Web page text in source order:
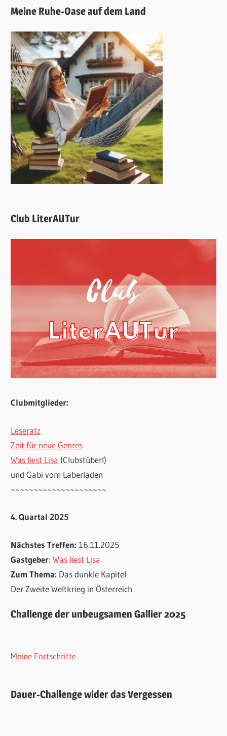
Meine Ruhe-Oase auf dem Land
Club LiterAUTur
Clubmitglieder:
Leseratz
Zeit für neue Genres
Was liest Lisa (Clubstüberl)
und Gabi vom Laberladen
~~~~~~~~~~~~~~~~~~~~~
4. Quartal 2025
Nächstes Treffen:16.11.2025
Gastgeber:Was liest Lisa
Zum Thema: Das dunkle Kapitel
Der Zweite Weltkrieg in Österreich
Challenge der unbeugsamen Gallier 2025
Meine Fortschritte
Dauer-Challenge wider das Vergessen